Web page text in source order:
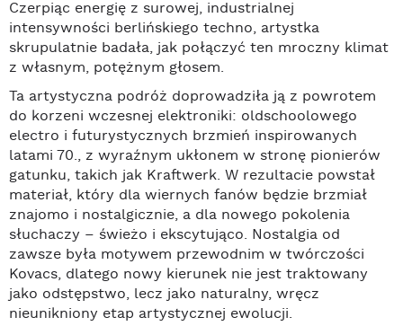
Czerpiąc energię z surowej, industrialnej
intensywności berlińskiego techno, artystka
skrupulatnie badała, jak połączyć ten mroczny klimat
z własnym, potężnym głosem.
Ta artystyczna podróż doprowadziła ją z powrotem
do korzeni wczesnej elektroniki: oldschoolowego
electro i futurystycznych brzmień inspirowanych
latami 70., z wyraźnym ukłonem w stronę pionierów
gatunku, takich jak Kraftwerk. W rezultacie powstał
materiał, który dla wiernych fanów będzie brzmiał
znajomo i nostalgicznie, a dla nowego pokolenia
słuchaczy – świeżo i ekscytująco. Nostalgia od
zawsze była motywem przewodnim w twórczości
Kovacs, dlatego nowy kierunek nie jest traktowany
jako odstępstwo, lecz jako naturalny, wręcz
nieunikniony etap artystycznej ewolucji.